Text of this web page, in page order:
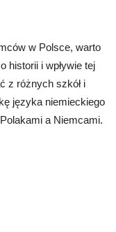
w Polsce, warto
historii i wpływie tej
z różnych szkół i
języka niemieckiego
a Niemcami.